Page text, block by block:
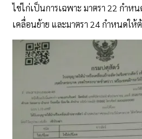
ไข่ไก่เป็นการเฉพาะ มาตรา 22 กำห
เคลื่อนย้าย และมาตรา 24 กำหนดให้